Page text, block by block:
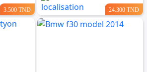
3.500 TND 24.300 TND